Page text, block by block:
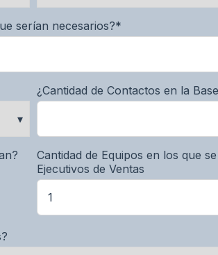
serían necesarios?*
¿Cantidad de Contactos en la
Cantidad de Equipos en los que
Ejecutivos de Ventas